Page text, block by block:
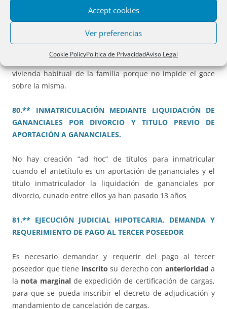
Accept cookies
Ver preferencias
Cookie PolicyPolítica de PrivacidadAviso Legal
79.** DONACIÓN DE LA NUDA PROPIEDAD SIN
MANIFESTAR SI ES VIVIENDA HABITUAL
vivienda habitual de la familia porque no impide el goce
sobre la misma.
80.** INMATRICULACIÓN MEDIANTE LIQUIDACIÓN DE
GANANCIALES POR DIVORCIO Y TITULO PREVIO DE
APORTACIÓN A GANANCIALES.
No hay creación “ad hoc” de títulos para inmatricular
cuando el antetítulo es un aportación de gananciales y el
titulo inmatriculador la liquidación de gananciales por
divorcio, cunado entre ellos ya han pasado 13 años
81.** EJECUCIÓN JUDICIAL HIPOTECARIA. DEMANDA Y
REQUERIMIENTO DE PAGO AL TERCER POSEEDOR
Es necesario demandar y requerir del pago al tercer
poseedor que tiene inscrito su derecho con anterioridad a
la nota marginalde expedición de certificación de cargas,
para que se pueda inscribir el decreto de adjudicación y
mandamiento de cancelación de cargas.